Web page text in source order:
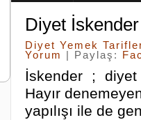
Diyet İskender
Diyet Yemek
Yorum
| Paylaş:
İskender ; diyet
Hayır
yapılışı ile de